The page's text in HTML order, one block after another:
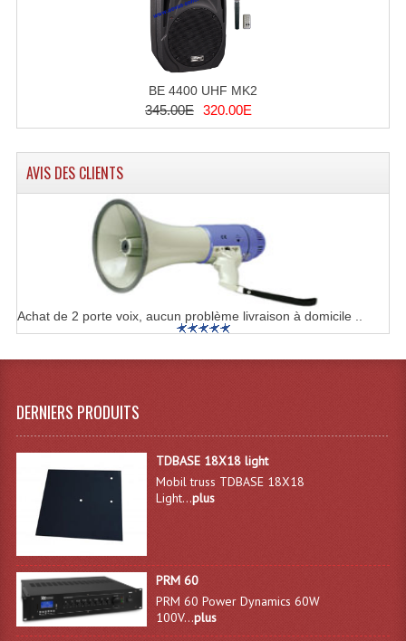
Divers Bricolage
Haut-Parleurs Origine Sav
Accessoires Public-Adress L100V
Amplificateurs (L 100v)
Enceintes Encastrables Ligne 100V 4-8 Ohm
Enceintes Murales (Ligne 100V 16 - 8 Ohm)
Hp À Chambre De Compression
Microphone PA & Micro Pupitre
Sono: Conférences Securité Visite Guidée
Système D'interprétation Simultanée
Système De Conférence
BE 4400 UHF MK2
345.00E 320.00E
AVIS DES CLIENTS
Achat de 2 porte voix, aucun problème livraison à domicile ..
DERNIERS PRODUITS
TDBASE 18X18 light
Mobil truss TDBASE 18X18
Light...plus
PRM 60
PRM 60 Power Dynamics 60W
100V...plus